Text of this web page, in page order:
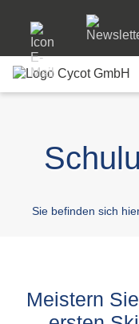
Sie befinden sich
Meistern